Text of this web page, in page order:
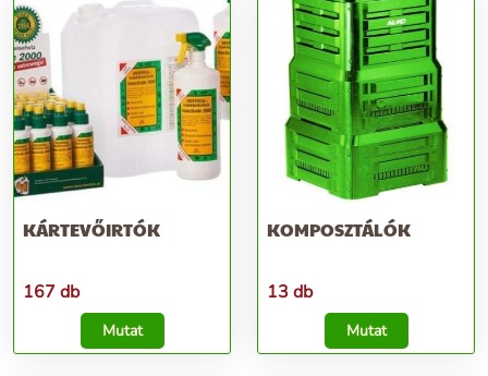
KÁRTEVŐIRTÓK
167 db
Mutat
KOMPOSZTÁLÓK
13 db
Mutat